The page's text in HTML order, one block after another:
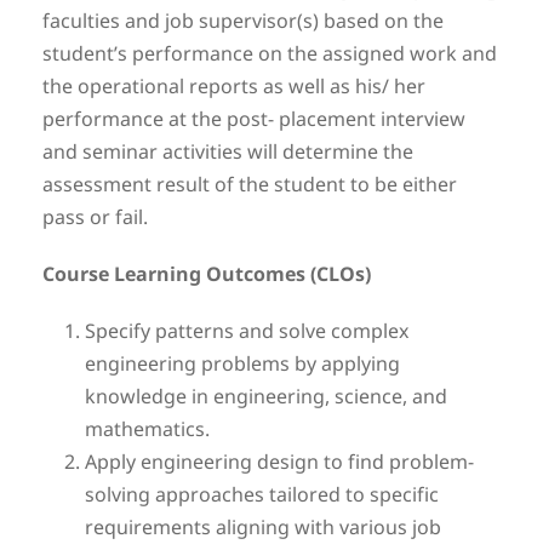
faculties and job supervisor(s) based on the
student’s performance on the assigned work and
the operational reports as well as his/ her
performance at the post- placement interview
and seminar activities will determine the
assessment result of the student to be either
pass or fail.
Course Learning Outcomes (CLOs)
Specify patterns and solve complex
engineering problems by applying
knowledge in engineering, science, and
mathematics.
Apply engineering design to find problem-
solving approaches tailored to specific
requirements aligning with various job